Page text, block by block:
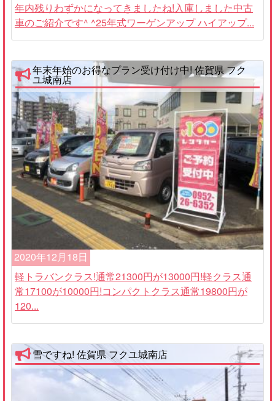
年内残りわずかになってきましたね!入庫しました中古
車のご紹介です^ ^25年式ワーゲンアップ ハイアップ...
年末年始のお得なプラン受け付け中! 佐賀県 フク
ユ城南店
2020年12月18日
軽トラバンクラス!通常21300円が13000円!軽クラス通
常17100が10000円!コンパクトクラス通常19800円が
120...
雪ですね! 佐賀県 フクユ城南店